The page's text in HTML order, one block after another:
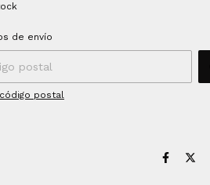
el CP:
de envío
postal